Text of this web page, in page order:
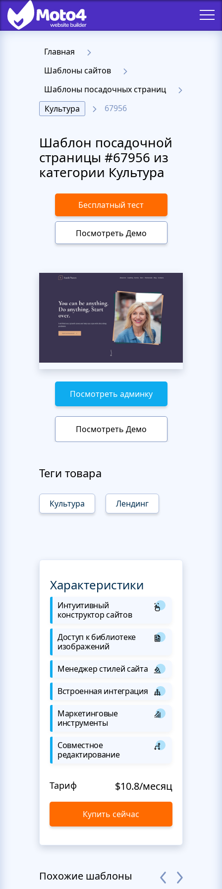
Главная
Шаблоны сайтов
Шаблоны посадочных страниц
Культура
67956
Шаблон посадочной
страницы #67956 из
категории Культура
Бесплатный тест
Посмотреть Демо
Посмотреть админку
Посмотреть Демо
Теги товара
Культура Лендинг
Характеристики
Интуитивный
конструктор сайтов
Доступ к библиотеке
изображений
Менеджер стилей сайта
Встроенная интеграция
Маркетинговые
инструменты
Совместное
редактирование
Тариф $10.8/месяц
Купить сейчас
Похожие шаблоны